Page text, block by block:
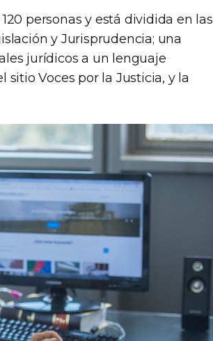
personas y está dividida en las
y Jurisprudencia; una
jurídicos a un lenguaje
sitio Voces por la Justicia, y la